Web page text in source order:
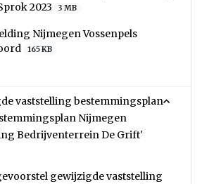
2023
3 MB
Nijmegen Vossenpels
165 KB
vaststelling bestemmingsplan
Nijmegen
Bedrijventerrein De Grift'
gewijzigde vaststelling